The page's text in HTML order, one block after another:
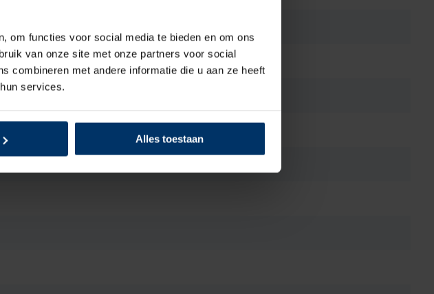
om functies voor social media te bieden en om ons
van onze site met onze partners voor social
combineren met andere informatie die u aan ze heeft
services.
Alles toestaan